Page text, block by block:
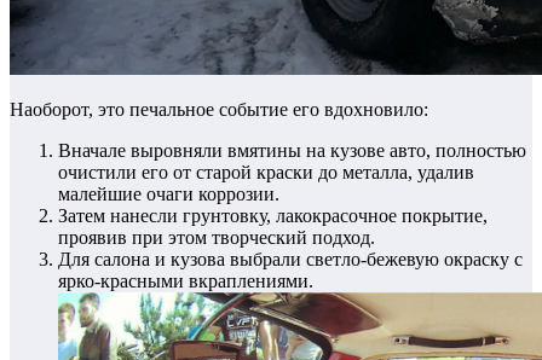
Наоборот, это печальное событие его вдохновило:
Вначале выровняли вмятины на кузове авто, полностью
очистили его от старой краски до металла, удалив
малейшие очаги коррозии.
Затем нанесли грунтовку, лакокрасочное покрытие,
проявив при этом творческий подход.
Для салона и кузова выбрали светло-бежевую окраску с
ярко-красными вкраплениями.